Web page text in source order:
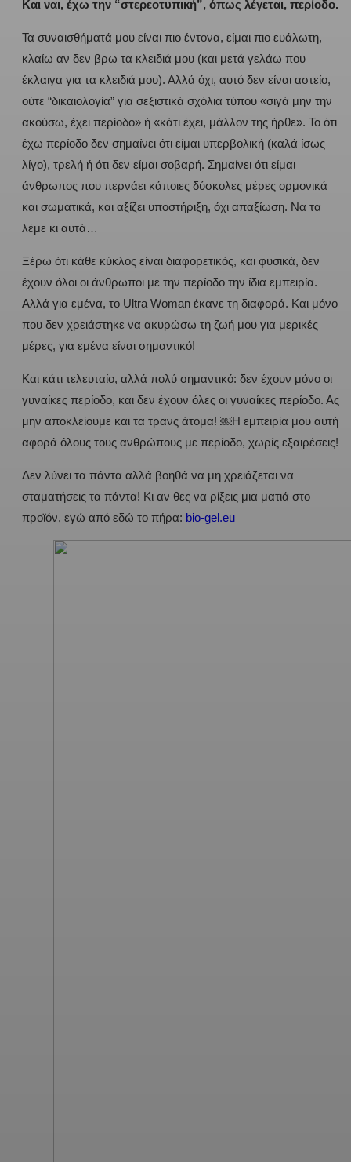
Και ναι, έχω την “στερεοτυπική”, όπως λέγεται, περίοδο.
Τα συναισθήματά μου είναι πιο έντονα, είμαι πιο ευάλωτη,
κλαίω αν δεν βρω τα κλειδιά μου (και μετά γελάω που
έκλαιγα για τα κλειδιά μου). Αλλά όχι, αυτό δεν είναι αστείο,
ούτε “δικαιολογία” για σεξιστικά σχόλια τύπου «σιγά μην την
ακούσω, έχει περίοδο» ή «κάτι έχει, μάλλον της ήρθε». Το ότι
έχω περίοδο δεν σημαίνει ότι είμαι υπερβολική (καλά ίσως
λίγο), τρελή ή ότι δεν είμαι σοβαρή. Σημαίνει ότι είμαι
άνθρωπος που περνάει κάποιες δύσκολες μέρες ορμονικά
και σωματικά, και αξίζει υποστήριξη, όχι απαξίωση. Να τα
λέμε κι αυτά…
Ξέρω ότι κάθε κύκλος είναι διαφορετικός, και φυσικά, δεν
έχουν όλοι οι άνθρωποι με την περίοδο την ίδια εμπειρία.
Αλλά για εμένα, το Ultra Woman έκανε τη διαφορά. Και μόνο
που δεν χρειάστηκε να ακυρώσω τη ζωή μου για μερικές
μέρες, για εμένα είναι σημαντικό!
Και κάτι τελευταίο, αλλά πολύ σημαντικό: δεν έχουν μόνο οι
γυναίκες περίοδο, και δεν έχουν όλες οι γυναίκες περίοδο. Ας
μην αποκλείουμε και τα τρανς άτομα! ￼Η εμπειρία μου αυτή
αφορά όλους τους ανθρώπους με περίοδο, χωρίς εξαιρέσεις!
Δεν λύνει τα πάντα αλλά βοηθά να μη χρειάζεται να
σταματήσεις τα πάντα! Κι αν θες να ρίξεις μια ματιά στο
προϊόν, εγώ από εδώ το πήρα: bio-gel.eu